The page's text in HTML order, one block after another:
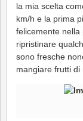
la mia scelta
km/h e la prima
felicemente nella
ripristinare
sono fresche
mangiare frutti di